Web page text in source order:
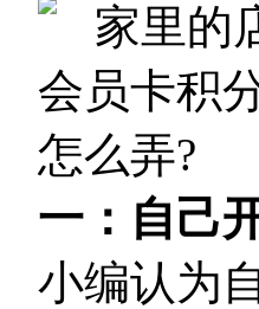
一：自己
小编认为